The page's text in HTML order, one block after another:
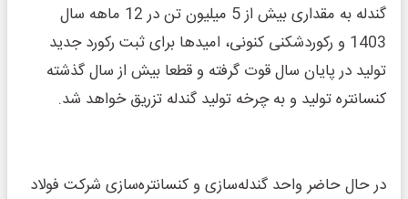
گندله به مقداری بیش از 5 میلیون تن در 12 ماهه سال
1403 و رکوردشکنی کنونی، امیدها برای ثبت رکورد جدید
تولید در پایان سال قوت گرفته و قطعا بیش از سال گذشته
کنسانتره تولید و به چرخه تولید گندله تزریق خواهد شد.
در حال حاضر واحد گندله‌سازی و کنسانتره‌سازی شرکت فولاد